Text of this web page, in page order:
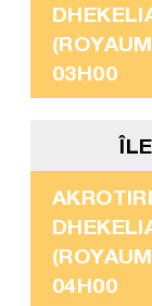
03H00
04H00